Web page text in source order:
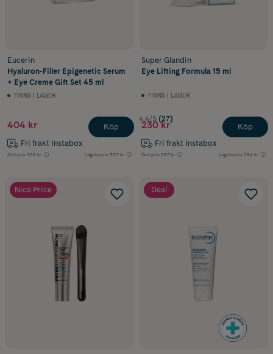
Eucerin
Hyaluron-Filler Epigenetic Serum
+ Eye Creme Gift Set 45 ml
FINNS I LAGER
404 kr
Fri frakt Instabox
Ord.pris 538 kr Lägsta pris 533 kr
Köp
Super Glandin
Eye Lifting Formula 15 ml
FINNS I LAGER
4.4/5 (27)
230 kr
Fri frakt Instabox
Ord.pris 287 kr Lägsta pris 284 kr
Köp
Nice Price Deal